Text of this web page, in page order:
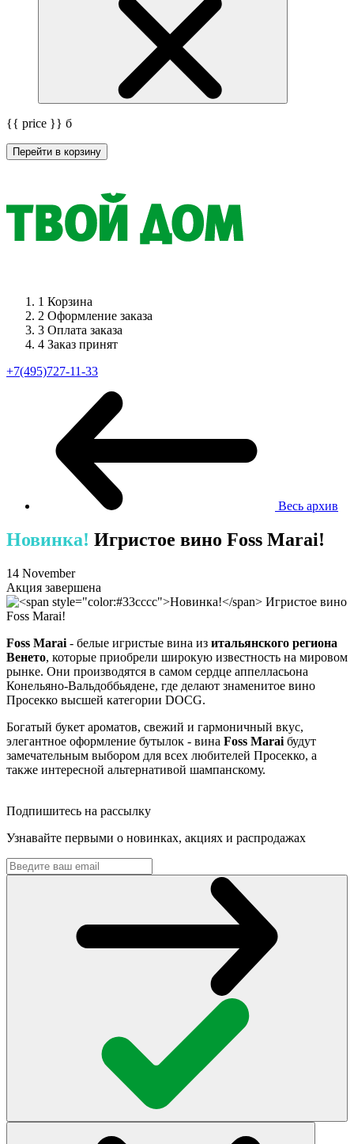
{{ price }} б
Перейти в корзину
1 Корзина
2 Оформление заказа
3 Оплата заказа
4 Заказ принят
+7(495)727-11-33
Весь архив
Новинка! Игристое вино Foss Marai!
14 November
Акция завершена
Foss Marai - белые игристые вина из итальянского региона
Венето, которые приобрели широкую известность на мировом
рынке. Они производятся в самом сердце аппелласьона
Конельяно-Вальдоббьядене, где делают знаменитое вино
Просекко высшей категории DOCG.
Богатый букет ароматов, свежий и гармоничный вкус,
элегантное оформление бутылок - вина Foss Marai будут
замечательным выбором для всех любителей Просекко, а
также интересной альтернативой шампанскому.
Подпишитесь на рассылку
Узнавайте первыми о новинках, акциях и распродажах